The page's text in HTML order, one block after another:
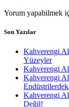
Yorum yapabilmek
Son Yazılar
Kahverengi
Yüzeyler
Kahverengi
Kahverengi
Kahverengi
Değil!